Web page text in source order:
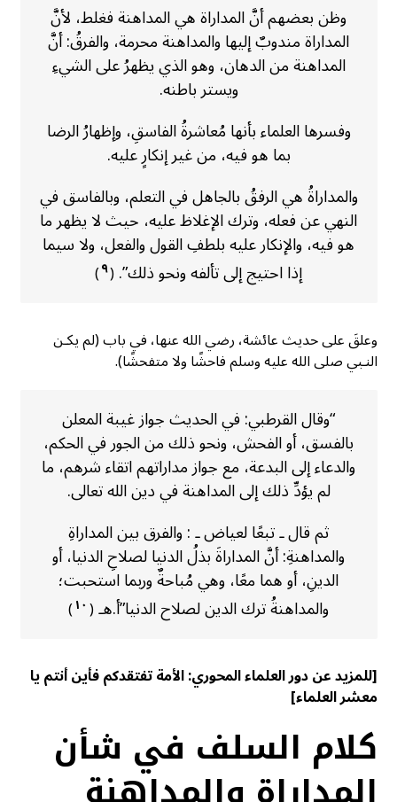
وظن بعضهم أنَّ المداراة هي المداهنة فغلط، لأنَّ
المداراة مندوبٌ إليها والمداهنة محرمة، والفرقُ: أنَّ
المداهنة من الدهان، وهو الذي يظهرُ على الشيءِ
ويستر باطنه.
وفسرها العلماء بأنها مُعاشرةُ الفاسقِ، وإظهارُ الرضا
بما هو فيه، من غير إنكارٍ عليه.
والمداراةُ هي الرفقُ بالجاهل في التعلم، وبالفاسق في
النهي عن فعله، وترك الإغلاظ عليه، حيث لا يظهر ما
هو فيه، والإنكار عليه بلطفِ القول والفعل، ولا سيما
إذا احتيج إلى تألفه ونحو ذلك”.(٩)
وعلقَ على حديث عائشة، رضي الله عنها، في باب (لم يكـن
النـبي صلى الله عليه وسلم فاحشًا ولا متفحشًا).
“وقال القرطبي: في الحديث جواز غيبة المعلن
بالفسق، أو الفحش، ونحو ذلك من الجور في الحكم،
والدعاء إلى البدعة، مع جواز مداراتهم اتقاء شرهم، ما
لم يؤدِّ ذلك إلى المداهنة في دين الله تعالى.
ثم قال ـ تبعًا لعياض ـ : والفرق بين المداراةِ
والمداهنةِ: أنَّ المداراةَ بذلُ الدنيا لصلاحِ الدنيا، أو
الدينِ، أو هما معًا، وهي مُباحةٌ وربما استحبت؛
والمداهنةُ ترك الدين لصلاح الدنيا”أ.هـ(١٠)
[للمزيد عن دور العلماء المحوري:الأمة تفتقدكم فأين أنتم يا
معشر العلماء]
كلام السلف في شأن